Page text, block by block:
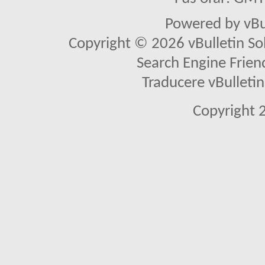
Powered by
Copyright © 2026 vBulletin
Search Engine
Traducere
Copyright